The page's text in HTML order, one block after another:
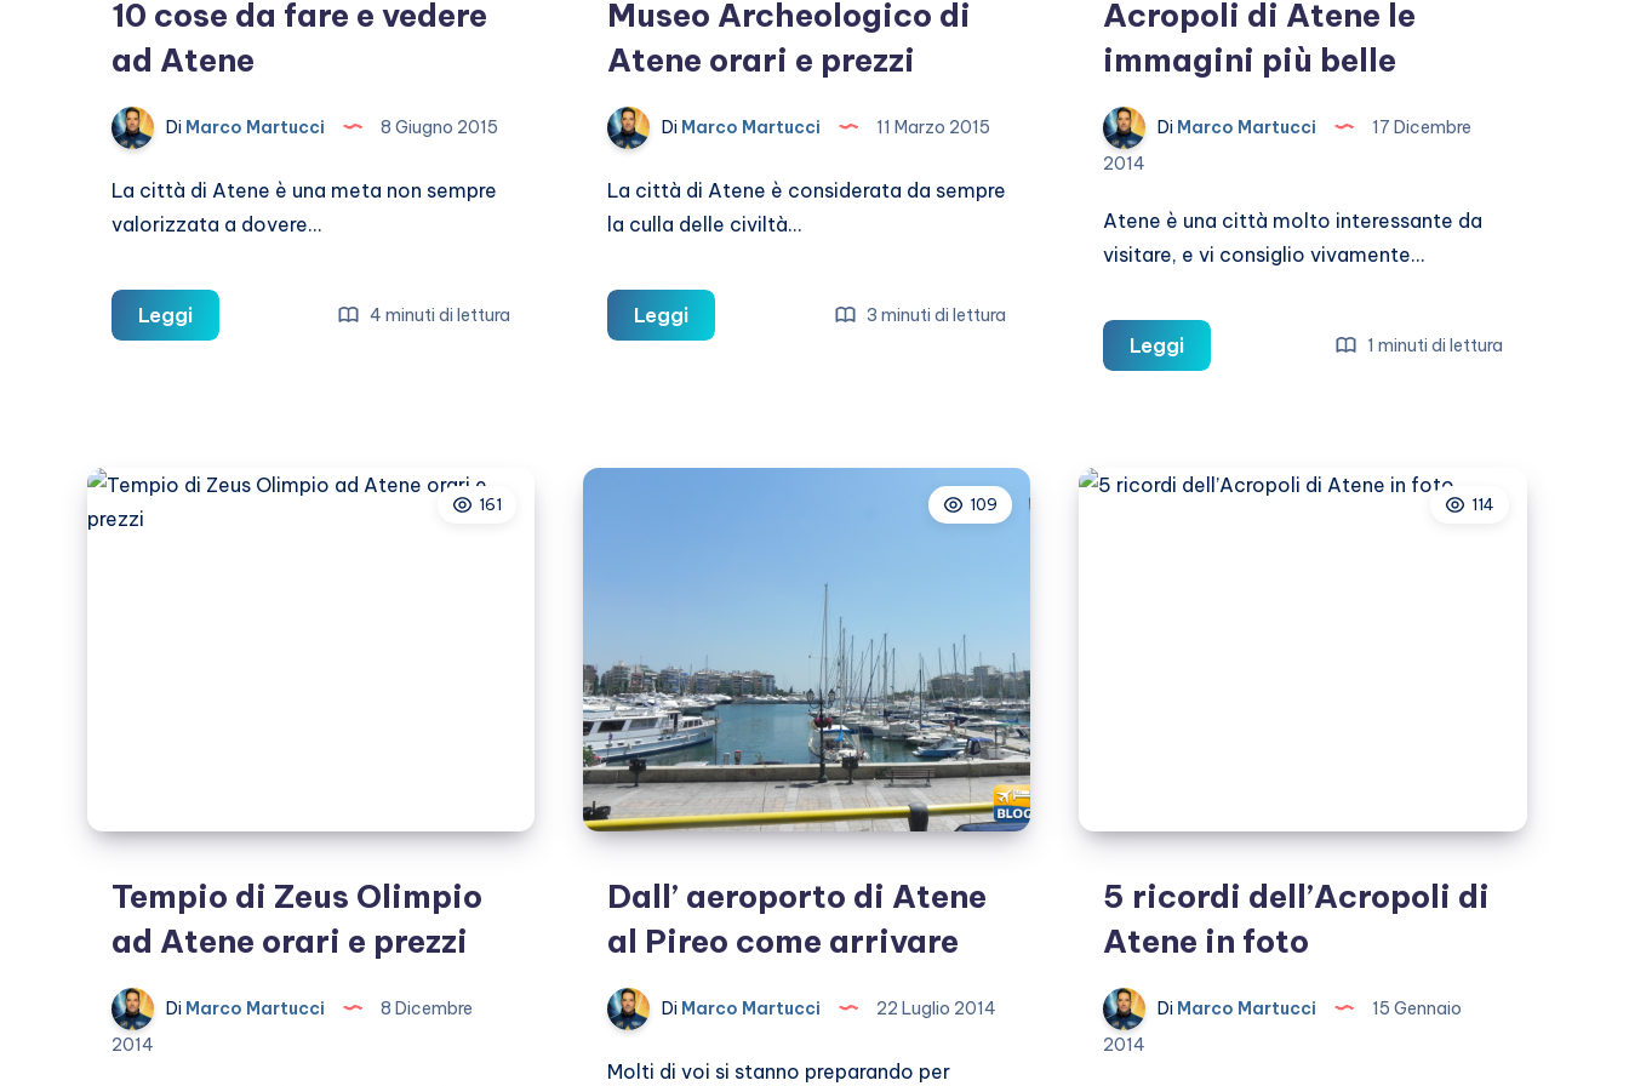
10 cose da fare e vedere
ad Atene
Di Marco Martucci 8 Giugno 2015
La città di Atene è una meta non sempre
valorizzata a dovere…
Leggi10
cose
vedere
4 minuti di lettura
Museo Archeologico di
Atene orari e prezzi
Di Marco Martucci 11 Marzo 2015
La città di Atene è considerata da sempre
la culla delle civiltà…
LeggiMuseo
Archeologico
3 minuti di lettura
Acropoli di Atene le
immagini più belle
Di Marco Martucci
17 Dicembre
2014
Atene è una città molto interessante da
visitare, e vi consiglio vivamente…
LeggiAcropoli
di
immagini
1 minuti di lettura
161
Tempio di Zeus Olimpio
ad Atene orari e prezzi
Di Marco Martucci
8 Dicembre
2014
109
Dall’ aeroporto di Atene
al Pireo come arrivare
Di Marco Martucci 22 Luglio 2014
Molti di voi si stanno preparando per
114
5 ricordi dell’Acropoli di
Atene in foto
Di Marco Martucci
15 Gennaio
2014